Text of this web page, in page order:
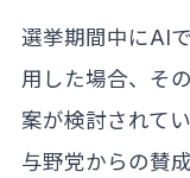
選挙期間中にAI
用した場合、そ
案が検討されてい
与野党からの賛